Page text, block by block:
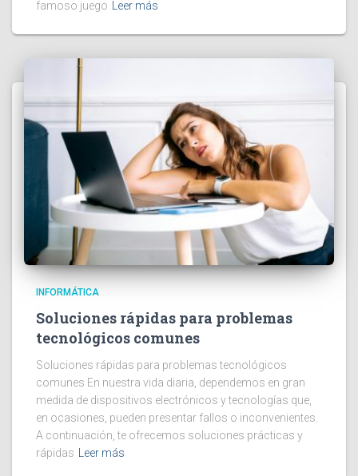
famoso juego
Leer más
INFORMÁTICA
Soluciones rápidas para problemas
tecnológicos comunes
Soluciones rápidas para problemas tecnológicos
comunes En nuestra vida diaria, dependemos en gran
medida de dispositivos electrónicos y tecnologías que,
en ocasiones, pueden presentar fallos o inconvenientes.
A continuación, te ofrecemos soluciones prácticas y
rápidas Leer más